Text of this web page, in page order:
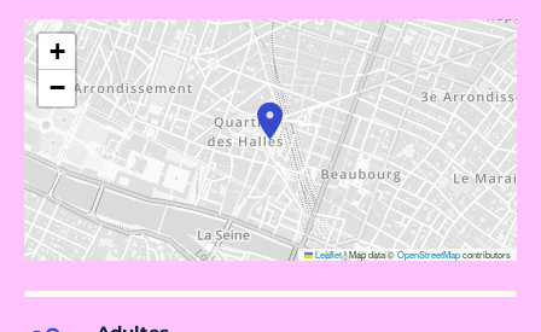
+
−
Leaflet|Map data ©OpenStreetMapcontributors